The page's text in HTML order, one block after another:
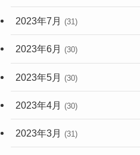
2023年7月 (31)
2023年6月 (30)
2023年5月 (30)
2023年4月 (30)
2023年3月 (31)